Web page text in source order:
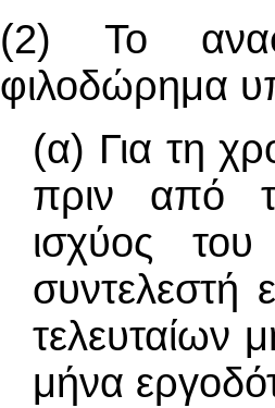
(2) Το
φιλοδώρημα
(α) Για τη
πριν από
ισχύος
συντελεστή
τελευταίων
μήνα